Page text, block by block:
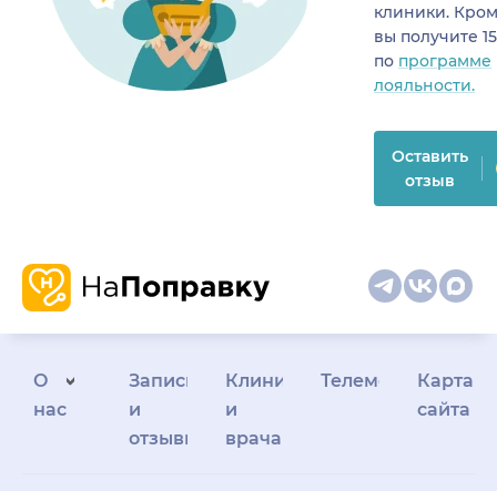
клиники.
вы получите
по программе
лояльности.
Оставить
отзыв
О
нас
Запись
и
отзывы
Клиникам
и
врачам
Телемедицина
Карта
сайта